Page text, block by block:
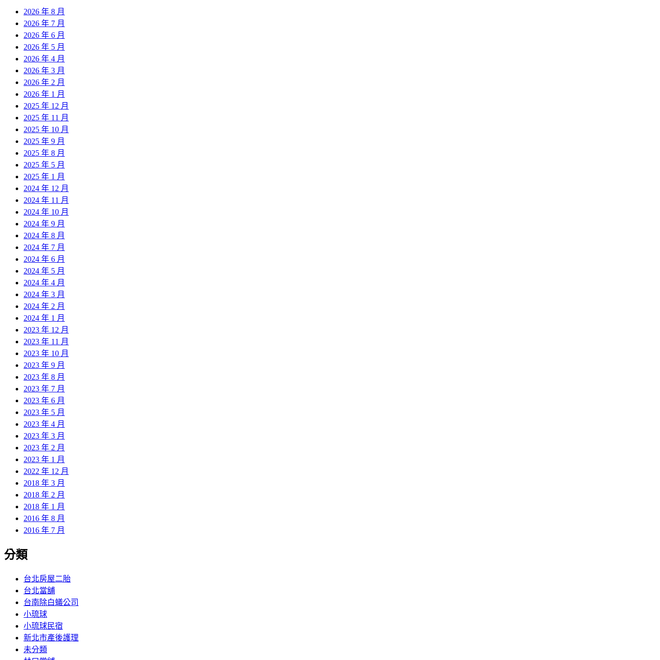
2026 年 8 月
2026 年 7 月
2026 年 6 月
2026 年 5 月
2026 年 4 月
2026 年 3 月
2026 年 2 月
2026 年 1 月
2025 年 12 月
2025 年 11 月
2025 年 10 月
2025 年 9 月
2025 年 8 月
2025 年 5 月
2025 年 1 月
2024 年 12 月
2024 年 11 月
2024 年 10 月
2024 年 9 月
2024 年 8 月
2024 年 7 月
2024 年 6 月
2024 年 5 月
2024 年 4 月
2024 年 3 月
2024 年 2 月
2024 年 1 月
2023 年 12 月
2023 年 11 月
2023 年 10 月
2023 年 9 月
2023 年 8 月
2023 年 7 月
2023 年 6 月
2023 年 5 月
2023 年 4 月
2023 年 3 月
2023 年 2 月
2023 年 1 月
2022 年 12 月
2018 年 3 月
2018 年 2 月
2018 年 1 月
2016 年 8 月
2016 年 7 月
分類
台北房屋二胎
台北當舖
台南除白蟻公司
小琉球
小琉球民宿
新北市產後護理
未分類